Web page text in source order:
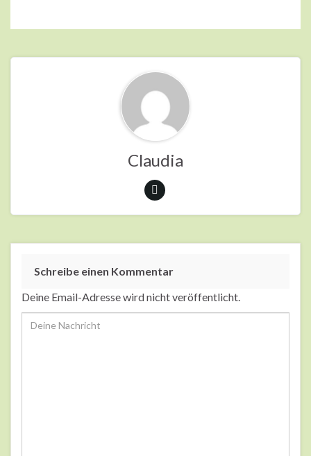
Claudia
Schreibe einen Kommentar
Deine Email-Adresse wird nicht veröffentlicht.